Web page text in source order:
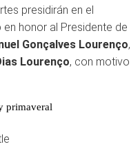
presidirán en el
honor al Presidente de
Gonçalves Lourenço,
Lourenço, con motivo
primaveral